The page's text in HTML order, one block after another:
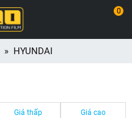
0
HYUNDAI
Giá thấp Giá cao